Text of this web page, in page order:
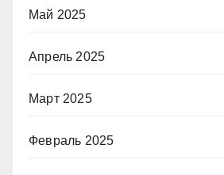
Май 2025
Апрель 2025
Март 2025
Февраль 2025